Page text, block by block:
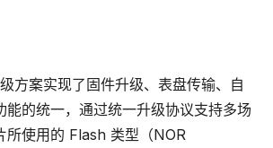
方案实现了固件升级、表盘传输、自
能的统一，通过统一升级协议支持多场
所使用的 Flash 类型（NOR